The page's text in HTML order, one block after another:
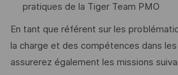
pratiques de la Tiger Team PMO
En tant que référent sur les
la charge et des compétences dans
assurerez également les missions